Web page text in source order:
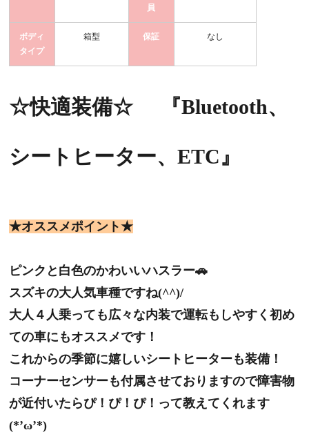
員
ボディ
タイプ
箱型 保証 なし
☆快適装備☆ 『Bluetooth、
シートヒーター、ETC』
★オススメポイント★
ピンクと白色のかわいいハスラー🚗
スズキの大人気車種ですね(^^)/
大人４人乗っても広々な内装で運転もしやすく初め
ての車にもオススメです！
これからの季節に嬉しいシートヒーターも装備！
コーナーセンサーも付属させておりますので障害物
が近付いたらぴ！ぴ！ぴ！って教えてくれます
(*’ω’*)